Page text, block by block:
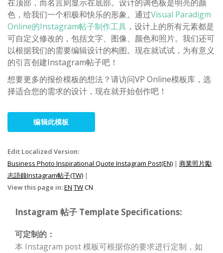
在顶部，而名言则显示在底部。设计的调色板是明亮的颜
色，给我们一个积极和快乐的形象。通过Visual Paradigm
Online的Instagram帖子制作工具 ，设计上的所有元素都是
可自定义修改的，包括文字、图像、颜色和照片。我们还可
以根据我们的需要编辑设计的构图。现在就试试，为有意义
的引言创建Instagram帖子吧！
想要更多的报价模板的想法？请访问VP Online模板库，选
择适合您的需求的设计，现在就开始创作吧！
编辑此模板
Edit Localized Version:
Business Photo Inspirational Quote Instagram Post(EN) | 商業照片勵
志語錄Instagram帖子(TW) |
View this page in:EN TWCN
Instagram 帖子 Template Specifications:
可定制的：
本 Instagram post 模板可根据你的要求进行定制，如